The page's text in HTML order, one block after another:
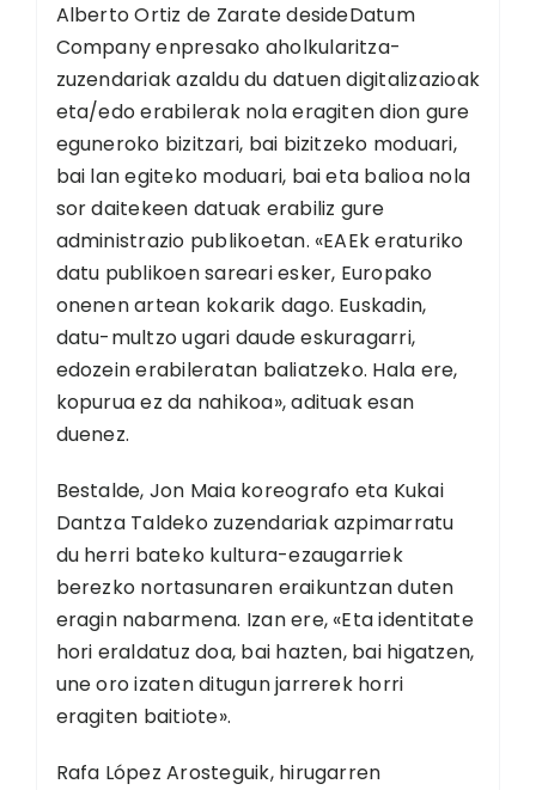
Alberto Ortiz de Zarate desideDatum
Company enpresako aholkularitza-
zuzendariak azaldu du datuen digitalizazioak
eta/edo erabilerak nola eragiten dion gure
eguneroko bizitzari, bai bizitzeko moduari,
bai lan egiteko moduari, bai eta balioa nola
sor daitekeen datuak erabiliz gure
administrazio publikoetan. «EAEk eraturiko
datu publikoen sareari esker, Europako
onenen artean kokarik dago. Euskadin,
datu-multzo ugari daude eskuragarri,
edozein erabileratan baliatzeko. Hala ere,
kopurua ez da nahikoa», adituak esan
duenez.
Bestalde, Jon Maia koreografo eta Kukai
Dantza Taldeko zuzendariak azpimarratu
du herri bateko kultura-ezaugarriek
berezko nortasunaren eraikuntzan duten
eragin nabarmena. Izan ere, «Eta identitate
hori eraldatuz doa, bai hazten, bai higatzen,
une oro izaten ditugun jarrerek horri
eragiten baitiote».
Rafa López Arosteguik, hirugarren